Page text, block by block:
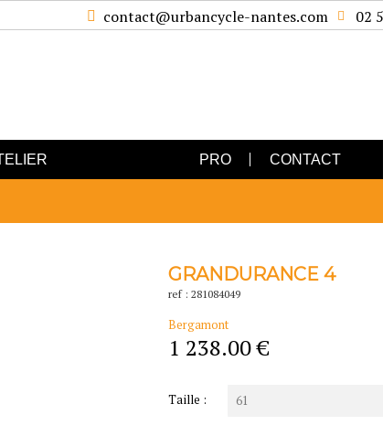
02
contact@urbancycle-nantes.com
PRO CONTACT
GRANDURANCE 4
ref : 281084049
Bergamont
1 238.00 €
Taille : 61